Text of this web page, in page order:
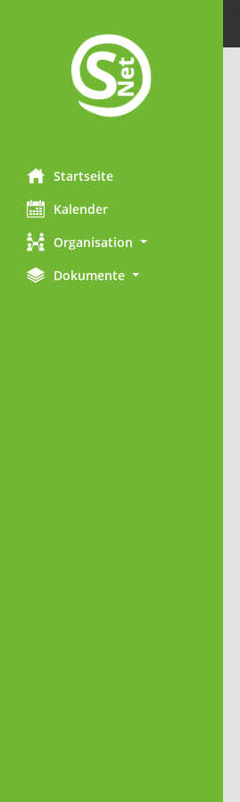
Startseite
Kalender
Organisation
Dokumente